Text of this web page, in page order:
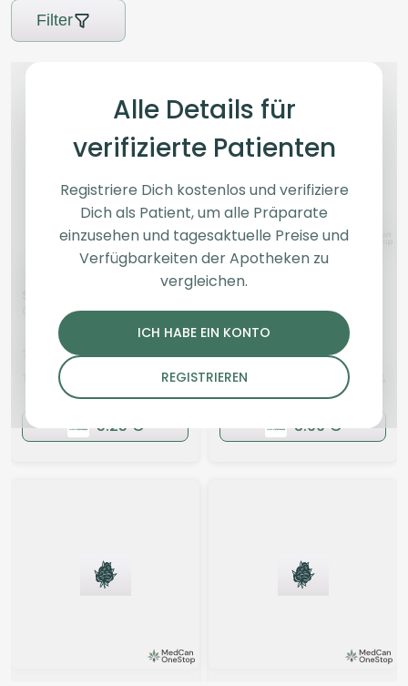
Filter
Alle Details für
verifizierte Patienten
Registriere Dich kostenlos und verifiziere
Dich als Patient, um alle Präparate
einzusehen und tagesaktuelle Preise und
Verfügbarkeiten der Apotheken zu
vergleichen.
ICH HABE EIN KONTO
REGISTRIEREN
Blüten
Campfire Kush
4,2(161)
33,94 CBD: <0,1%
5.25 €
Hybrid
smalls
Cake Crasher
4,4(2)
THC:24 CBD:
3.99 €